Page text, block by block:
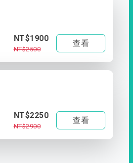
NT$1900
NT$2500
查看
NT$2250
NT$2900
查看